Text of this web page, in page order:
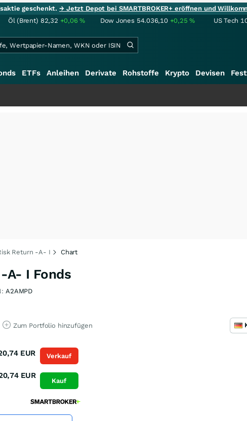
geschenkt.→ Jetzt Depot bei SMARTBROKER+ eröffnen und
Öl (Brent) 82,32 +0,06% Dow Jones 54.036,10 +0,25% US Tech
ETFs Anleihen Derivate Rohstoffe Krypto Devisen
Return -A- I Chart
A- I Fonds
A2AMPD
Zum Portfolio hinzufügen
EUR
EUR
Verkauf
Kauf